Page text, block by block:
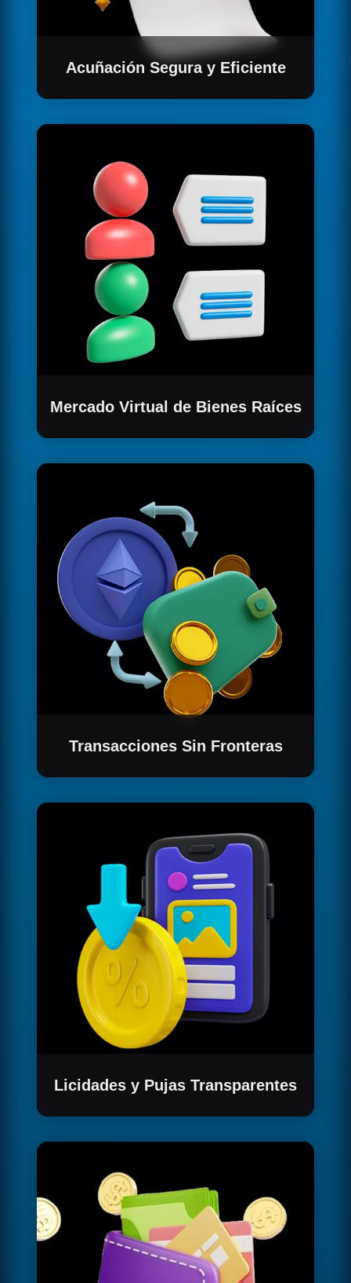
Acuñación Segura y Eficiente
documentos necesarios en un contrato
Mercado Virtual de Bienes Raíces
alquiler de propiedades de manera
Transacciones Sin Fronteras
simplificando el proceso con la firma digital de
Licidades y Pujas Transparentes
registra de manera inmutable en la